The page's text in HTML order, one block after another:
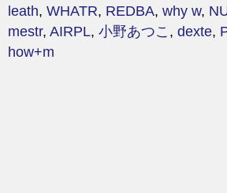
leath, WHATR, REDBA, why w,
mestr, AIRPL, 小野あつこ , dexte,
how+m